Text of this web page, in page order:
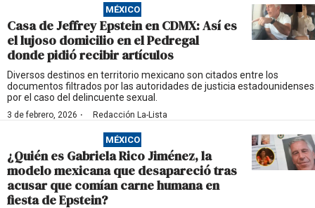
MÉXICO
Casa de Jeffrey Epstein en CDMX: Así es
el lujoso domicilio en el Pedregal
donde pidió recibir artículos
Diversos destinos en territorio mexicano son citados entre los
documentos filtrados por las autoridades de justicia estadounidenses
por el caso del delincuente sexual.
3 de febrero, 2026 · Redacción La-Lista
MÉXICO
¿Quién es Gabriela Rico Jiménez, la
modelo mexicana que desapareció tras
acusar que comían carne humana en
fiesta de Epstein?